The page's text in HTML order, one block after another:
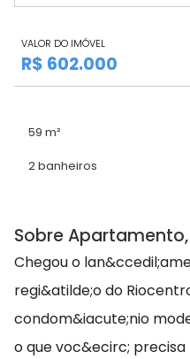
VALOR DO IMÓVEL
R$ 602.000
59 m²
2 banheiros
Sobre
Chegou o
regi&atilde;o do
condom&iacute;nio
o que voc&ecirc;